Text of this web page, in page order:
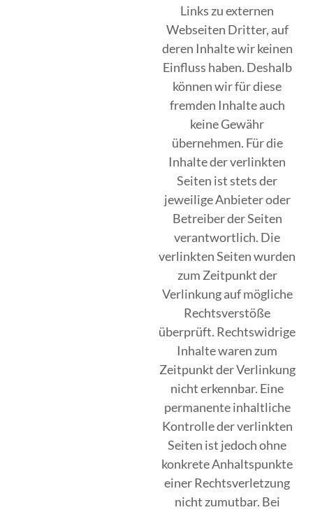
Links zu externen
Webseiten Dritter, auf
deren Inhalte wir keinen
Einfluss haben. Deshalb
können wir für diese
fremden Inhalte auch
keine Gewähr
übernehmen. Für die
Inhalte der verlinkten
Seiten ist stets der
jeweilige Anbieter oder
Betreiber der Seiten
verantwortlich. Die
verlinkten Seiten wurden
zum Zeitpunkt der
Verlinkung auf mögliche
Rechtsverstöße
überprüft. Rechtswidrige
Inhalte waren zum
Zeitpunkt der Verlinkung
nicht erkennbar. Eine
permanente inhaltliche
Kontrolle der verlinkten
Seiten ist jedoch ohne
konkrete Anhaltspunkte
einer Rechtsverletzung
nicht zumutbar. Bei